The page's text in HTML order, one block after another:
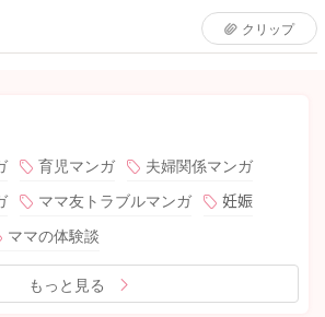
クリップ
育児マンガ
夫婦関係マンガ
ママ友トラブルマンガ
妊娠
ママの体験談
もっと見る